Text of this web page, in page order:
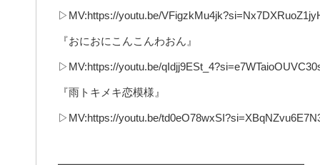
▷MV:https://youtu.be/
『おにおにこんこんわおん』
▷MV:https://youtu.be/
『雨トキメキ恋模様』
▷MV:https://youtu.be/